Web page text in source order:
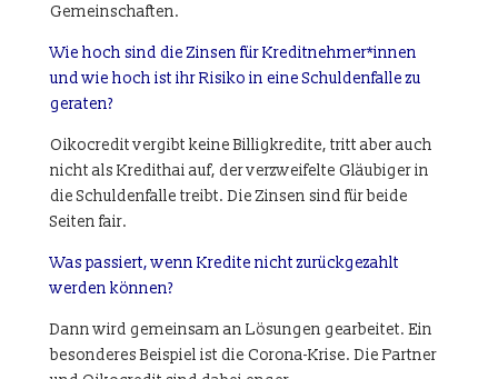
Gemeinschaften.
Wie hoch sind die Zinsen für Kreditnehmer*innen
und wie hoch ist ihr Risiko in eine Schuldenfalle zu
geraten?
Oikocredit vergibt keine Billigkredite, tritt aber auch
nicht als Kredithai auf, der verzweifelte Gläubiger in
die Schuldenfalle treibt. Die Zinsen sind für beide
Seiten fair.
Was passiert, wenn Kredite nicht zurückgezahlt
werden können?
Dann wird gemeinsam an Lösungen gearbeitet. Ein
besonderes Beispiel ist die Corona-Krise. Die Partner